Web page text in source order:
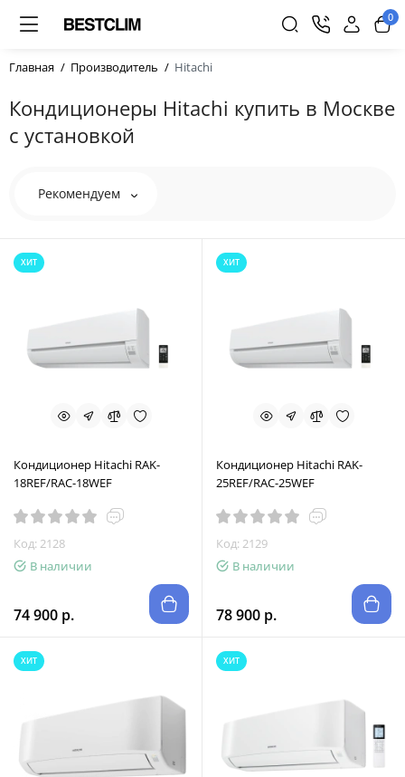
0
Главная Производитель Hitachi
Кондиционеры Hitachi купить в Москве
с установкой
Рекомендуем
ХИТ
Кондиционер Hitachi RAK-
18REF/RAC-18WEF
Код: 2128
В наличии
74 900 р.
ХИТ
Кондиционер Hitachi RAK-
25REF/RAC-25WEF
Код: 2129
В наличии
78 900 р.
ХИТ ХИТ